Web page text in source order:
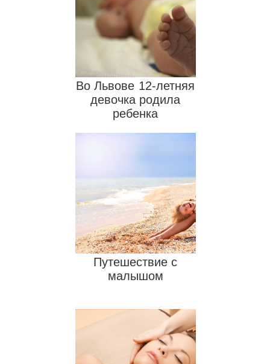
Узбекский плов
Педикюр
Выращивание роз
Во Львове 12-летняя
девочка родила
ребенка
Путешествие с
малышом